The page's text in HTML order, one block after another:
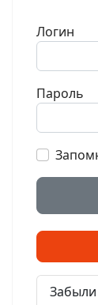
Логин
Пароль